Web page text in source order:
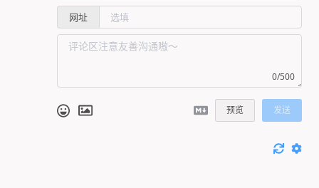
网址
0/500
预览 发送